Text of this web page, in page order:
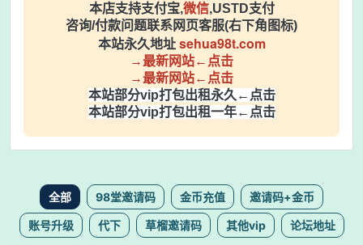
本店支持支付宝,微信,USTD支付
咨询/付款问题联系网页客服(右下角图标)
本站永久地址 sehua98t.com
→最新网站←点击
→最新网站←点击
本站部分vip打包出租永久←点击
本站部分vip打包出租一年←点击
全部 98堂邀请码 金币充值 邀请码+金币
账号升级 代下 草榴邀请码 其他vip 论坛地址